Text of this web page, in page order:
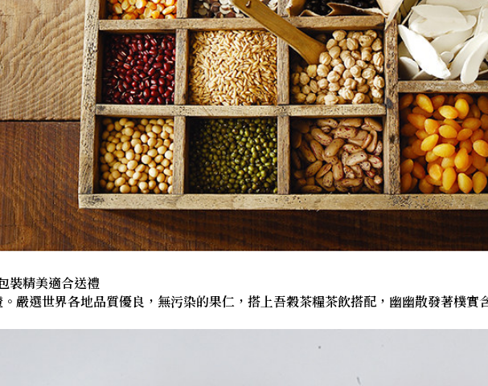
裝精美適合送禮
嚴選世界各地品質優良，無污染的果仁，搭上吾穀茶糧茶飲搭配，幽幽散發著樸實